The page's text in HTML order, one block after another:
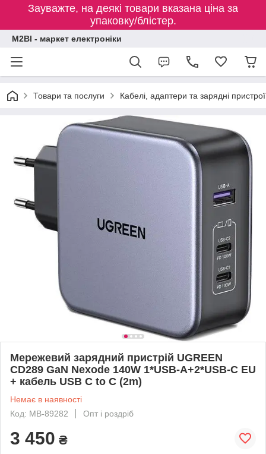
Зауважте, на деякі товари вказана ціна за
упаковку/блістер.
M2BI - маркет електроніки
Товари та послуги Кабелі, адаптери та зарядні пристрої
Мережевий зарядний пристрій UGREEN
CD289 GaN Nexode 140W 1*USB-A+2*USB-C EU
+ кабель USB C to C (2m)
Немає в наявності
Код: MB-89282
Опт і роздріб
3 450 ₴